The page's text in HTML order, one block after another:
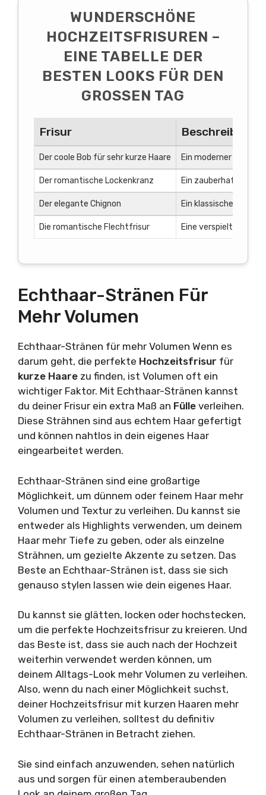
WUNDERSCHÖNE
HOCHZEITSFRISUREN –
EINE TABELLE DER
BESTEN LOOKS FÜR DEN
GROSSEN TAG
Frisur Beschreibung
Der coole Bob für sehr kurze Haare Ein moderner Bob-
Der romantische Lockenkranz Ein zauberhafter
Der elegante Chignon Ein klassischer
Die romantische Flechtfrisur Eine verspielte
Echthaar-Stränen Für
Mehr Volumen
Echthaar-Stränen für mehr Volumen Wenn es
darum geht, die perfekte Hochzeitsfrisur für
kurze Haare zu finden, ist Volumen oft ein
wichtiger Faktor. Mit Echthaar-Stränen kannst
du deiner Frisur ein extra Maß an Fülle verleihen.
Diese Strähnen sind aus echtem Haar gefertigt
und können nahtlos in dein eigenes Haar
eingearbeitet werden.
Echthaar-Stränen sind eine großartige
Möglichkeit, um dünnem oder feinem Haar mehr
Volumen und Textur zu verleihen. Du kannst sie
entweder als Highlights verwenden, um deinem
Haar mehr Tiefe zu geben, oder als einzelne
Strähnen, um gezielte Akzente zu setzen. Das
Beste an Echthaar-Stränen ist, dass sie sich
genauso stylen lassen wie dein eigenes Haar.
Du kannst sie glätten, locken oder hochstecken,
um die perfekte Hochzeitsfrisur zu kreieren. Und
das Beste ist, dass sie auch nach der Hochzeit
weiterhin verwendet werden können, um
deinem Alltags-Look mehr Volumen zu verleihen.
Also, wenn du nach einer Möglichkeit suchst,
deiner Hochzeitsfrisur mit kurzen Haaren mehr
Volumen zu verleihen, solltest du definitiv
Echthaar-Stränen in Betracht ziehen.
Sie sind einfach anzuwenden, sehen natürlich
aus und sorgen für einen atemberaubenden